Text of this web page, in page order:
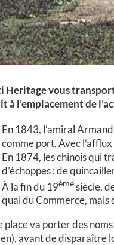
Heritage vous
à l’emplacement de
En 1843, l’amiral
comme port. Avec
En 1874, les chinois qui
d’échoppes : de
À la fin du 19èmesiècle,
quai du Commerce,
place va porter des
avant de disparaître